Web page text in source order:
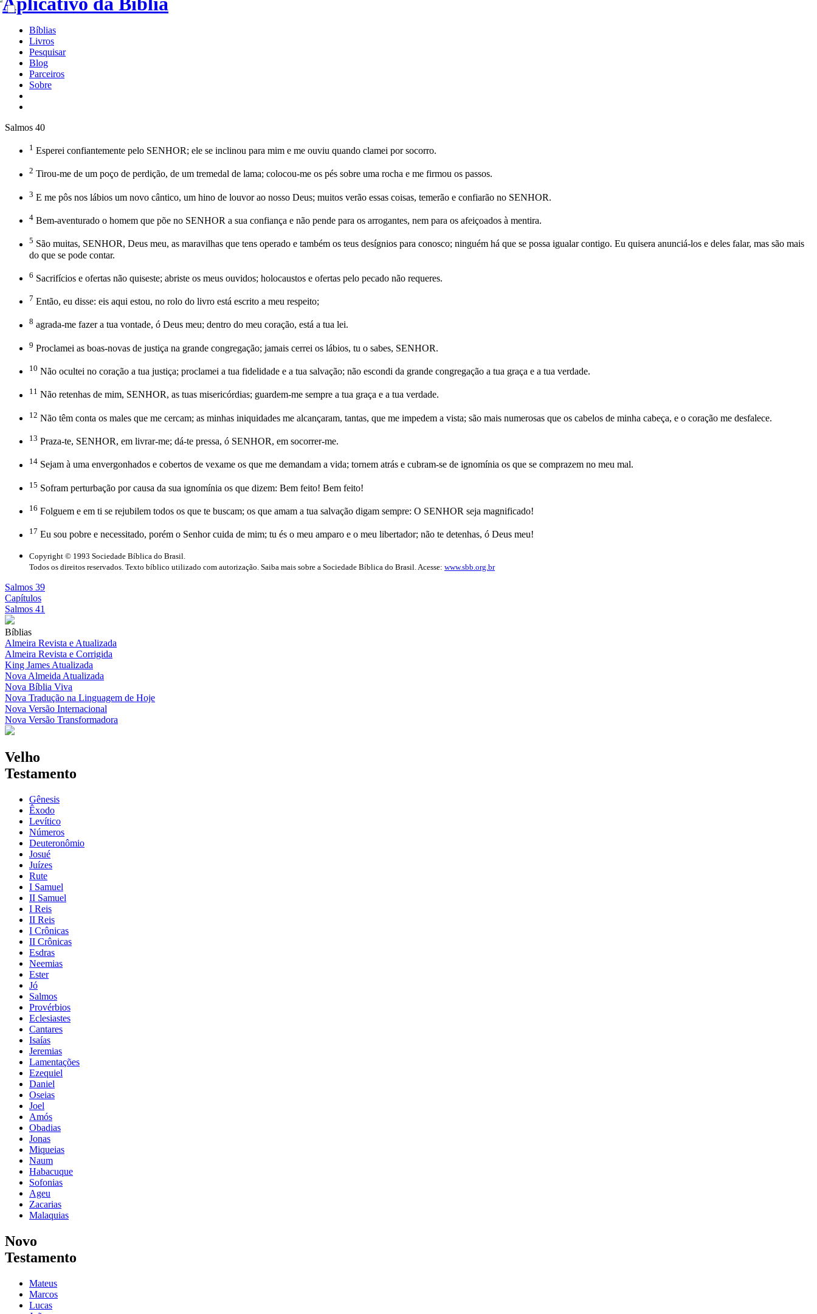
Bíblias
Livros
Pesquisar
Blog
Parceiros
Sobre
Salmos 40
1 Esperei confiantemente pelo SENHOR; ele se inclinou para mim e me ouviu quando clamei por socorro.
2 Tirou-me de um poço de perdição, de um tremedal de lama; colocou-me os pés sobre uma rocha e me firmou os passos.
3 E me pôs nos lábios um novo cântico, um hino de louvor ao nosso Deus; muitos verão essas coisas, temerão e confiarão no SENHOR.
4 Bem-aventurado o homem que põe no SENHOR a sua confiança e não pende para os arrogantes, nem para os afeiçoados à mentira.
5 São muitas, SENHOR, Deus meu, as maravilhas que tens operado e também os teus desígnios para conosco; ninguém há que se possa igualar contigo. Eu quisera anunciá-los e deles falar, mas são mais
do que se pode contar.
6 Sacrifícios e ofertas não quiseste; abriste os meus ouvidos; holocaustos e ofertas pelo pecado não requeres.
7 Então, eu disse: eis aqui estou, no rolo do livro está escrito a meu respeito;
8 agrada-me fazer a tua vontade, ó Deus meu; dentro do meu coração, está a tua lei.
9 Proclamei as boas-novas de justiça na grande congregação; jamais cerrei os lábios, tu o sabes, SENHOR.
10 Não ocultei no coração a tua justiça; proclamei a tua fidelidade e a tua salvação; não escondi da grande congregação a tua graça e a tua verdade.
11 Não retenhas de mim, SENHOR, as tuas misericórdias; guardem-me sempre a tua graça e a tua verdade.
12 Não têm conta os males que me cercam; as minhas iniquidades me alcançaram, tantas, que me impedem a vista; são mais numerosas que os cabelos de minha cabeça, e o coração me desfalece.
13 Praza-te, SENHOR, em livrar-me; dá-te pressa, ó SENHOR, em socorrer-me.
14 Sejam à uma envergonhados e cobertos de vexame os que me demandam a vida; tornem atrás e cubram-se de ignomínia os que se comprazem no meu mal.
15 Sofram perturbação por causa da sua ignomínia os que dizem: Bem feito! Bem feito!
16 Folguem e em ti se rejubilem todos os que te buscam; os que amam a tua salvação digam sempre: O SENHOR seja magnificado!
17 Eu sou pobre e necessitado, porém o Senhor cuida de mim; tu és o meu amparo e o meu libertador; não te detenhas, ó Deus meu!
Copyright © 1993 Sociedade Bíblica do Brasil.
Todos os direitos reservados. Texto bíblico utilizado com autorização. Saiba mais sobre a Sociedade Bíblica do Brasil. Acesse: www.sbb.org.br
Salmos 39
Capítulos
Salmos 41
Bíblias
Almeira Revista e Atualizada
Almeira Revista e Corrigida
King James Atualizada
Nova Almeida Atualizada
Nova Bíblia Viva
Nova Tradução na Linguagem de Hoje
Nova Versão Internacional
Nova Versão Transformadora
Velho
Testamento
Gênesis
Êxodo
Levítico
Números
Deuteronômio
Josué
Juízes
Rute
I Samuel
II Samuel
I Reis
II Reis
I Crônicas
II Crônicas
Esdras
Neemias
Ester
Jó
Salmos
Provérbios
Eclesiastes
Cantares
Isaías
Jeremias
Lamentações
Ezequiel
Daniel
Oseias
Joel
Amós
Obadias
Jonas
Miqueias
Naum
Habacuque
Sofonias
Ageu
Zacarias
Malaquias
Novo
Testamento
Mateus
Marcos
Lucas